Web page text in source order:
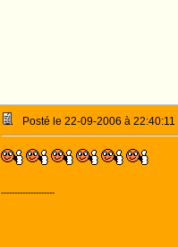
Posté le 22-09-2006 à 22:40:11
--------------------